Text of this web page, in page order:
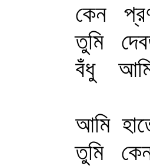
কেন
তুমি
বঁধু আমি
তুমি
আমি
তুমি কেন